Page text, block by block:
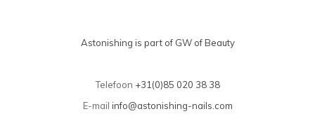
Astonishing is part of GW of Beauty
Telefoon +31(0)85 020 38 38
E-mail info@astonishing-nails.com